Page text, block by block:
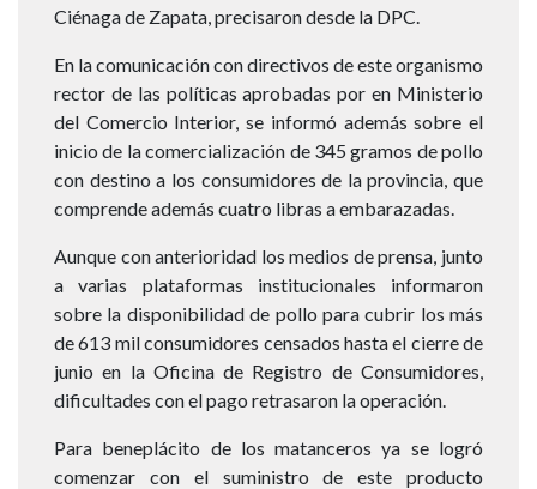
Ciénaga de Zapata, precisaron desde la DPC.
En la comunicación con directivos de este organismo
rector de las políticas aprobadas por en Ministerio
del Comercio Interior, se informó además sobre el
inicio de la comercialización de 345 gramos de pollo
con destino a los consumidores de la provincia, que
comprende además cuatro libras a embarazadas.
Aunque con anterioridad los medios de prensa, junto
a varias plataformas institucionales informaron
sobre la disponibilidad de pollo para cubrir los más
de 613 mil consumidores censados hasta el cierre de
junio en la Oficina de Registro de Consumidores,
dificultades con el pago retrasaron la operación.
Para beneplácito de los matanceros ya se logró
comenzar con el suministro de este producto